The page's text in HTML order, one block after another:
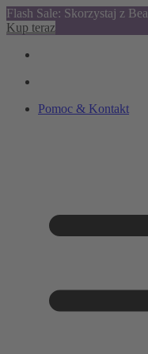
Flash Sale: Skorzystaj z
Kup teraz
Pomoc & Kontakt